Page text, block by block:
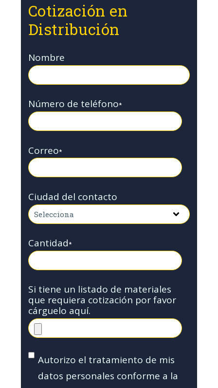
Cotización en
Distribución
Nombre
Número de teléfono*
Correo*
Ciudad del contacto
Cantidad*
Si tiene un listado de materiales
que requiera cotización por favor
cárguelo aquí.
Autorizo el tratamiento de mis
datos personales conforme a la